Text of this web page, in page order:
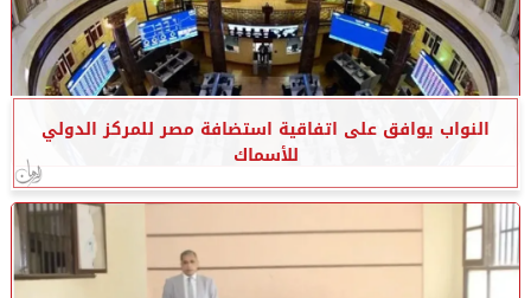
النواب يوافق على اتفاقية استضافة مصر للمركز الدولي
للأسماك